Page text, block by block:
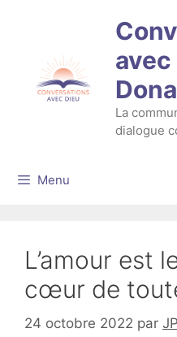
avec
La
dialogue
Menu
L’amour est
cœur de
24 octobre 2022 par